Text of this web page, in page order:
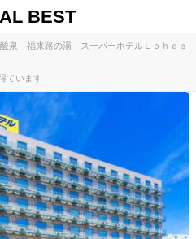
BEST
酸泉 福来路の湯 スーパーホテルＬｏｈａｓ
ています